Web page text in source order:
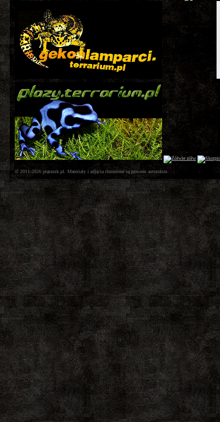
© 2011-2026 ptasznik.pl. Materiały i zdjęcia chronione są prawem autorskim.